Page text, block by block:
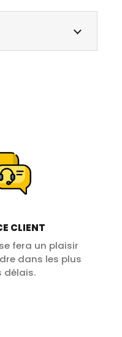
CLIENT
fera un plaisir
dans les plus
délais.